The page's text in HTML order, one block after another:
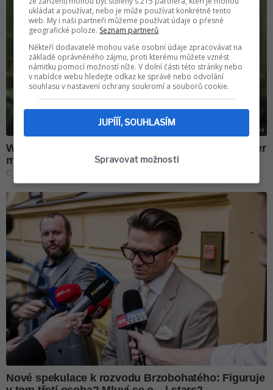
ukládat a používat, nebo je může používat konkrétně tento
web. My i naši partneři můžeme používat údaje o přesné
geografické poloze. Seznam partnerů
Někteří dodavatelé mohou vaše osobní údaje zpracovávat na
základě oprávněného zájmu, proti kterému můžete vznést
námitku pomocí možností níže. V dolní části této stránky nebo
v nabídce webu hledejte odkaz ke správě nebo odvolání
souhlasu v nastavení ochrany soukromí a souborů cookie.
JUPÍÍÍ, SOUHLASÍM
Spravovat možnosti